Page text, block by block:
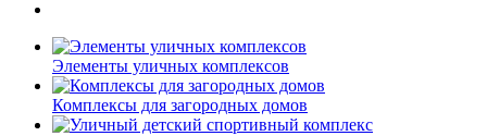
Элементы уличных комплексов
Комплексы для загородных домов